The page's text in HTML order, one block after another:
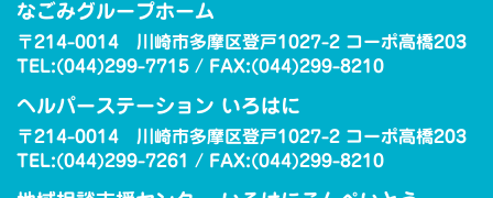
なごみグループホーム
〒214-0014 川崎市多摩区登戸1027-2 コーポ高橋203
TEL:(044)299-7715 / FAX:(044)299-8210
ヘルパーステーション いろはに
〒214-0014 川崎市多摩区登戸1027-2 コーポ高橋203
TEL:(044)299-7261 / FAX:(044)299-8210